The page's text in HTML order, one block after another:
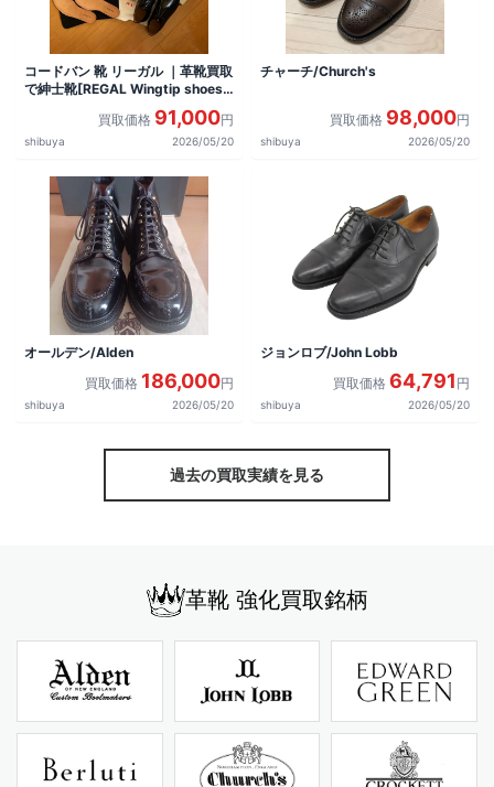
コードバン 靴 リーガル ｜革靴買取
で紳士靴[REGAL Wingtip shoes]
買取価格 91,000円
shibuya 2026/05/20
チャーチ/Church's
買取価格 98,000円
shibuya 2026/05/20
オールデン/Alden
買取価格 186,000円
shibuya 2026/05/20
ジョンロブ/John Lobb
買取価格 64,791 円
shibuya 2026/05/20
過去の買取実績を見る
革靴 強化買取銘柄